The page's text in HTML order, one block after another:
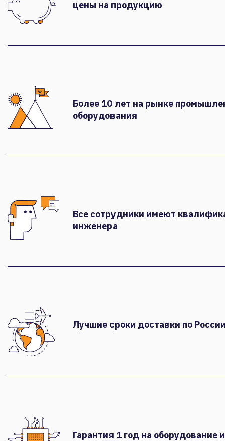
цены на продукцию
Более 10 лет на рынке
оборудования
Все сотрудники имеют
инженера
Лучшие сроки доставки по
Гарантия 1 год на оборудование и